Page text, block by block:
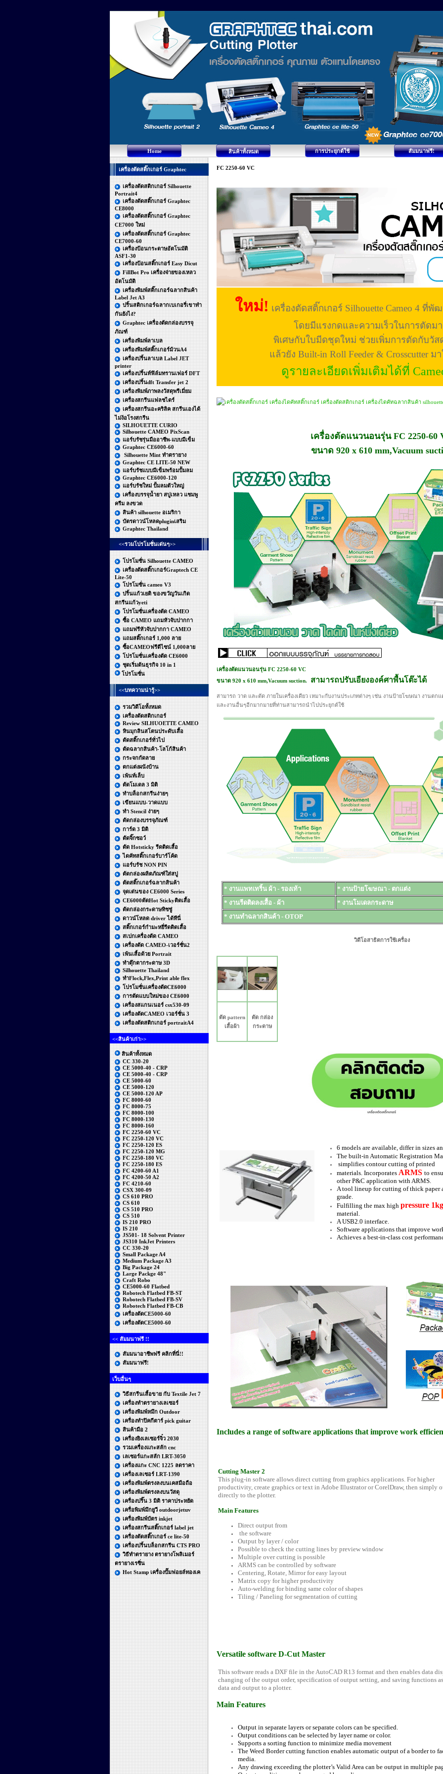
Home สินค้าทั้งหมด การประยุกต์ใช้ สัมมนาฟรี!
เครื่องตัดสติ๊กเกอร์ Graphtec
เครื่องตัดสติกเกอร์ Silhouette
Portrait4
เครื่องตัดสติ๊กเกอร์ Graphtec
CE8000
เครื่องตัดสติ๊กเกอร์ Graphtec
CE7000 ใหม่
เครื่องตัดสติ๊กเกอร์ Graphtec
CE7000-60
เครื่องป้อนกระดาษอัตโนมัติ
ASF1-30
เครื่องป้อนสติ๊กเกอร์ Easy Dicut
FillBot Pro เครื่องจ่ายของเหลว
อัตโนมัติ
เครื่องพิมพ์สติ๊กเกอร์ฉลากสินค้า
Label Jet A3
ปริ้นสติกเกอร์ฉลากเบเกอรี่เขาทำ
กันยังไง?
Graphtec เครื่องตัดกล่องบรรจุ
ภัณฑ์
เครื่องพิมพ์ลาเบล
เครื่องพิมพ์สติ๊กเกอร์ม้วนA4
เครื่องปริ้นลาเบล Label JET
printer
เครื่องปริ้นท์ฟิล์มทรานเฟอร์ DFT
เครื่องปริ้นdft Transfer jet 2
เครื่องพิมพ์ภาพลงวัสดุพรีเมี่ยม
เครื่องสกรีนแฟลชไดร์
เครื่องสกรีนอะคริลิค สกรีนเองได้
ไม่ง้อโรงสกรีน
SILHOUETTE CURIO
Silhouette CAMEO PixScan
แอร์บรัชรุ่นมืออาชีพ-แบบมีเข็ม
Graphtec CE6000-60
Silhouette Mint ทำตรายาง
Graphtec CE LITE-50 NEW
แอร์บรัชแบบมีเข็มพร้อมปั้มลม
Graphtec CE6000-120
แอร์บรัชใหม่ ปั้มลมตัวใหญ่
เครื่องบรรจุน้ำยา สบู่เหลว แชมพู
ครีม ลงขวด
สินค้า silhouette อเมริกา
บัตรดาวน์โหลดpluginเสริม
Graphtec Thailand
<<รวมโปรโมชั่นเด่นๆ>>
โปรโมชั่น Silhouette CAMEO
เครื่องตัดสติ๊กเกอร์Graptech CE
Lite-50
โปรโมชั่น cameo V3
ปริ้นแก้วเยติ ของขวัญวันเกิด
สกรีนแก้วyeti
โปรโมชั่นเครื่องตัด CAMEO
ซื้อ CAMEO แถมหัวจับปากกา
แถมฟรีหัวจับปากกา CAMEO
แถมสติ๊กเกอร์ 1,000 ลาย
ซื้อCAMEOฟรีดีไซน์ 1,000ลาย
โปรโมชั่นเครื่องตัด CE6000
ชุดเริ่มต้นธุรกิจ 10 in 1
โปรโมชั่น
<<บทความน่ารู้>>
รวมวิดีโอทั้งหมด
เครื่องตัดสติกเกอร์
Review SILHUOETTE CAMEO
หินมุกลินสโตนประดับเสื้อ
ตัดสติ๊กเกอร์ทั่วไป
ตัดฉลากสินค้า-โลโก้สินค้า
กระจกกัดลาย
ตกแต่งผนังบ้าน
เพ้นท์เล็บ
ตัดโมเดล 3 มิติ
ทำบล็อกสกรีนง่ายๆ
เขียนแบบ-วาดแบบ
ทำ Stencil ง่ายๆ
ตัดกล่องบรรจุภัณฑ์
การ์ด 3 มิติ
ตัดจิ๊กซอว์
ตัด Hotsticky รีดติดเสื้อ
ไดคัทสติ๊กเกอร์บาร์โค้ด
แอร์บรัช NON PIN
ตัดกล่องผลิตภัณฑ์ใส่สบู่
ตัดสติ๊กเกอร์ฉลากสินค้า
จุดเด่นของ CE6000 Series
CE6000ตัดHot Stickyติดเสื้อ
ตัดกล่องกระดาษทิชชู่
ดาวน์โหลด driver ได้ทีนี่
สติ๊กเกอร์กำมะหยี่รีดติดเสื้อ
สเปกเครื่องตัด CAMEO
เครื่องตัด CAMEO-เวอร์ชั่น2
เพ้นเสื้อด้วย Portrait
ทำตุ๊กตากระดาษ 3D
Silhouette Thailand
ทำFlock,Flex,Print able flex
โปรโมชั่นเครื่องตัดCE6000
การตัดแบบใหม่ของ CE6000
เครื่องสแกนเนอร์ csx530-09
เครื่องตัดCAMEO เวอร์ชั่น 3
เครื่องตัดสติกเกอร์ portraitA4
<<สินค้าเก่า>>
สินค้าทั้งหมด
CC 330-20
CE 5000-40 - CRP
CE 5000-40 - CRP
CE 5000-60
CE 5000-120
CE 5000-120 AP
FC 8000-60
FC 8000-75
FC 8000-100
FC 8000-130
FC 8000-160
FC 2250-60 VC
FC 2250-120 VC
FC 2250-120 ES
FC 2250-120 MG
FC 2250-180 VC
FC 2250-180 ES
FC 4200-60 A1
FC 4200-50 A2
FC 4210-60
CSX 300-09
CS 610 PRO
CS 610
CS 510 PRO
CS 510
IS 210 PRO
IS 210
JS501- 18 Solvent Printer
JS310 InkJet Printers
CC 330-20
Small Package A4
Medium Package A3
Big Package 24
Large Packge 48"
Craft Robo
CE5000-60 Flatbed
Robotech Flatbed FB-ST
Robotech Flatbed FB-SV
Robotech Flatbed FB-CB
เครื่องตัดCE5000-60
เครื่องตัดCE5000-60
<< สัมมนาฟรี !!
สัมมนาอาชีพฟรี คลิกที่นี่!!
สัมมนาฟรี!
เว็บอื่นๆ
วิธีสกรีนเสื้อขาย กับ Textile Jet 7
เครื่องทำตรายางเลเซอร์
เครื่องพิมพ์หมึก Outdoor
เครื่องทําปิคกีตาร์ pick guitar
สินค้ามือ 2
เครื่องยิงเลเซอร์จิ๋ว 2030
รวมเครื่องแกะสลัก cnc
เลเซอร์แกะสลัก LRT-3050
เครื่องแกะ CNC 1225 ลดราคา
เครื่องเลเซอร์ LRT-1390
เครื่องพิมพ์ตรงลงบนเคสมือถือ
เครื่องพิมพ์ตรงลงบนวัสดุ
เครื่องปริ๊น 3 มิติ ราคาประหยัด
เครื่อพิมพ์มึกยูวี outdoorjetuv
เครื่องพิมพ์บัตร inkjet
เครื่องสกรีนสติ๊กเกอร์ label jet
เครื่องตัดสติ๊กเกอร์ ce lite-50
เครื่องปริ้นบล็อกสกรีน CTS PRO
วิธีทำตรายาง ตรายางโพลิเมอร์
ตรายางเรซิ่น
Hot Stamp เครื่องปั๊มฟอยล์ทองเค
FC 2250-60 VC
ใหม่! เครื่องตัดสติ๊กเกอร์ Silhouette Cameo 4 ที่
โดยมีแรงกดและความเร็วในการตัดม
พิเศษกับใบมีดชุดใหม่ ช่วยเพิ่มการตัดกับวั
แล้วยัง Built-in Roll Feeder & Crosscutter ม
ดูรายละเอียดเพิ่มเติมได้ที่
เครื่องตัดแนวนอนรุ่น FC 2250-60
ขนาด 920 x 610 mm,Vacuum
เครื่องตัดแนวนอนรุ่น FC 2250-60 VC
ขนาด 920 x 610 mm,Vacuum suction.
สามารถปรับเอียงองค์ศาพื้นโต๊ะได้
สามารถ วาด และตัด ภายในเครื่องเดียว เหมาะกับงานประเภทต่างๆ เช่น งานป้ายโฆษณา งานตก
และงานอื่นๆอีกมากมายที่ท่านสามารถนำไปประยุกต์ใช้
* งานแพทเทริ้น ผ้า - รองเท้า
* งานป้ายโฆษณา - ตกแต่ง
* งานรีดติดลงเสื้อ - ผ้า
* งานโมเดลกระดาษ
* งานทำฉลากสินค้า - OTOP
วิดีโอสาธิตการใช้เครื่อง
ตัด pattern
เสื้อผ้า
ตัด กล่อง
กระดาษ
6 models are available, differ in sizes
The built-in Automatic Registration
simplifies contour cutting of printed
materials. Incorporates ARMS to
other P&C application with ARMS.
A tool lineup for cutting of thick paper
grade.
Fulfilling the max high pressure 1kg
material.
A USB2.0 interface.
Software applications that improve
Achieves a best-in-class cost
Includes a range of software applications that improve work
Cutting Master 2
This plug-in software allows direct cutting from graphics applications. For higher
productivity, create graphics or text in Adobe Illustrator or CorelDraw, then simply
directly to the plotter.
Main Features
Direct output from
the software
Output by layer / color
Possible to check the cutting lines by preview window
Multiple over cutting is possible
ARMS can be controlled by software
Centering, Rotate, Mirror for easy layout
Matrix copy for higher productivity
Auto-welding for binding same color of shapes
Tiling / Paneling for segmentation of cutting
Versatile software D-Cut Master
This software reads a DXF file in the AutoCAD R13 format and then enables data
changing of the output order, specification of output setting, and saving functions
data and output to a plotter.
Main Features
Output in separate layers or separate colors can be specified.
Output conditions can be selected by layer name or color.
Supports a sorting function to minimize media movement
The Weed Border cutting function enables automatic output of a border to
media.
Any drawing exceeding the plotter’s Valid Area can be output in multiple